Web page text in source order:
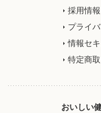
採用情報
プライ
情報セ
特定商
おいしい